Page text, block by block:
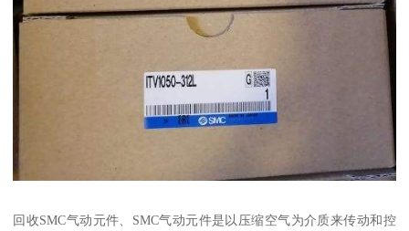
回收SMC气动元件、SMC气动元件是以压缩空气为介质来传动和控